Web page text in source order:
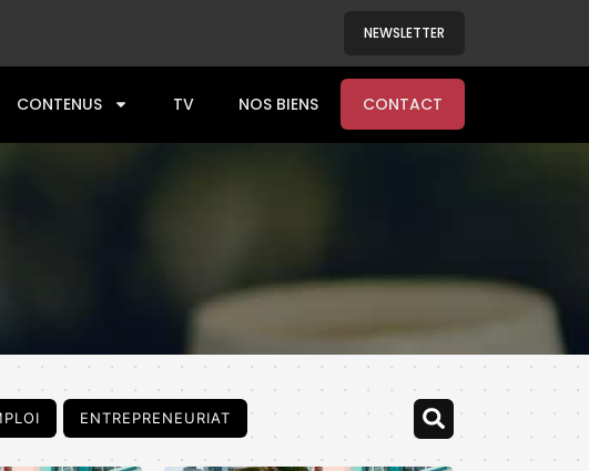
NEWSLETTER
CONTENUS TV NOS BIENS CONTACT
ENTREPRENEURIAT